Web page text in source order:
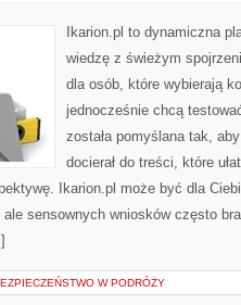
Ikarion.pl to dynamiczna
wiedzę z świeżym
dla osób, które wybierają
jednocześnie chcą
została pomyślana tak,
docierał do treści, które
Ikarion.pl może być dla
sensownych wniosków często
W PODRÓŻY